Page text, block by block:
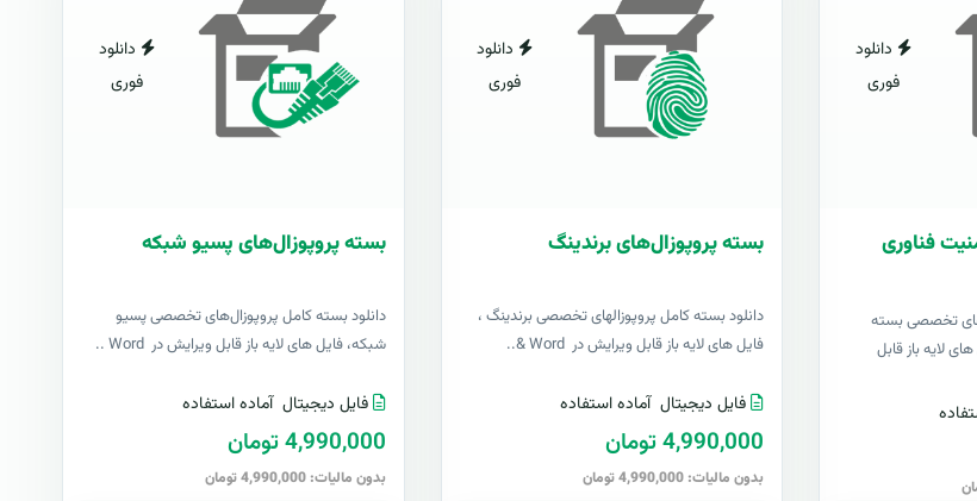
دانلود
فوری
فناوری
تخصصی بسته
لایه باز قابل
دانلود
فوری
بسته پروپوزال‌های برندینگ
دانلود بسته کامل پروپوزالهای تخصصی برندینگ ،
فایل های لایه باز قابل ویرایش در Word &..
فایل دیجیتال آماده استفاده
4,990,000 تومان
بدون مالیات: 4,990,000 تومان
دانلود
فوری
بسته پروپوزال‌های پسیو شبکه
دانلود بسته کامل پروپوزال‌های تخصصی پسیو
شبکه، فایل های لایه باز قابل ویرایش در Word ..
فایل دیجیتال آماده استفاده
4,990,000 تومان
بدون مالیات: 4,990,000 تومان